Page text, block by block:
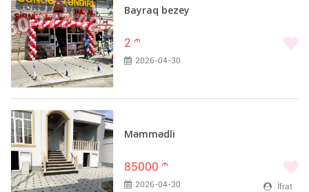
Bayraq bezey
2 m
2026-04-30
Məmmədli
85000 m
2026-04-30 İfrat